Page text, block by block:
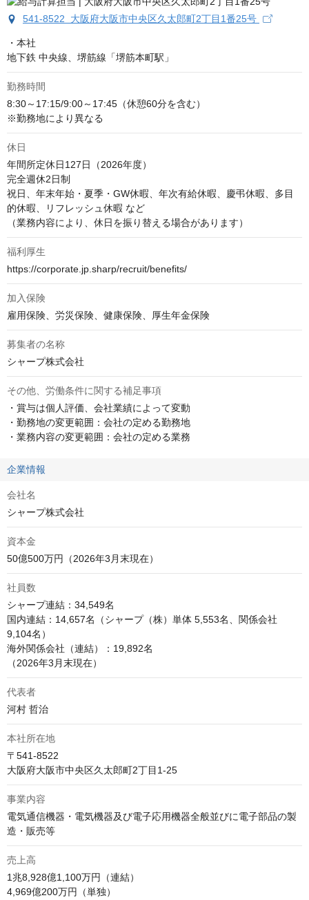
541-8522 大阪府大阪市中央区久太郎町2丁目1番25号
・本社
地下鉄 中央線、堺筋線「堺筋本町駅」
勤務時間
8:30～17:15/9:00～17:45（休憩60分を含む）
※勤務地により異なる
休日
年間所定休日127日（2026年度）
完全週休2日制
祝日、年末年始・夏季・GW休暇、年次有給休暇、慶弔休暇、多目
的休暇、リフレッシュ休暇 など
（業務内容により、休日を振り替える場合があります）
福利厚生
https://corporate.jp.sharp/recruit/benefits/
加入保険
雇用保険、労災保険、健康保険、厚生年金保険
募集者の名称
シャープ株式会社
その他、労働条件に関する補足事項
・賞与は個人評価、会社業績によって変動
・勤務地の変更範囲：会社の定める勤務地
・業務内容の変更範囲：会社の定める業務
企業情報
会社名
シャープ株式会社
資本金
50億500万円（2026年3月末現在）
社員数
シャープ連結：34,549名
国内連結：14,657名（シャープ（株）単体 5,553名、関係会社
9,104名）
海外関係会社（連結）：19,892名
（2026年3月末現在）
代表者
河村 哲治
本社所在地
〒541-8522
大阪府大阪市中央区久太郎町2丁目1-25
事業内容
電気通信機器・電気機器及び電子応用機器全般並びに電子部品の製
造・販売等
売上高
1兆8,928億1,100万円（連結）
4,969億200万円（単独）